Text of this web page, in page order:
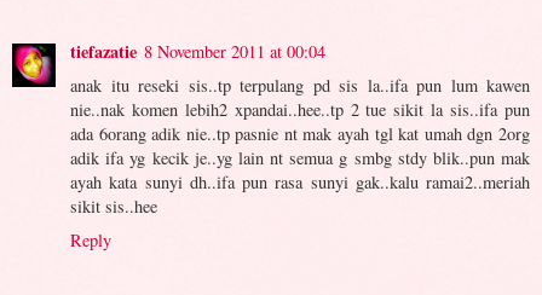
tiefazatie 8 November 2011 at 00:04
anak itu reseki sis..tp terpulang pd sis la..ifa pun lum kawen
nie..nak komen lebih2 xpandai..hee..tp 2 tue sikit la sis..ifa pun
ada 6orang adik nie..tp pasnie nt mak ayah tgl kat umah dgn 2org
adik ifa yg kecik je..yg lain nt semua g smbg stdy blik..pun mak
ayah kata sunyi dh..ifa pun rasa sunyi gak..kalu ramai2..meriah
sikit sis..hee
Reply